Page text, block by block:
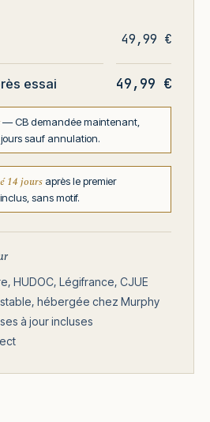
49,99 €
essai 49,99 €
— CB demandée maintenant,
sauf annulation.
14 joursaprès le premier
sans motif.
HUDOC, Légifrance, CJUE
hébergée chez Murphy
à jour incluses